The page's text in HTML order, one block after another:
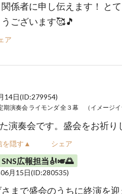
関係者に申し伝えます！ と
ございます🥰🎵
ア
14日(ID:279954)
演奏会です。盛会をお祈り
を隠す▲ シェア
SNS広報担当🎻🎺🌅
月15日(ID:280535)
まで盛会のうちに終演を